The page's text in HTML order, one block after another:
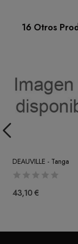
16 Otros
DEAUVILLE - Tanga
43,10 €